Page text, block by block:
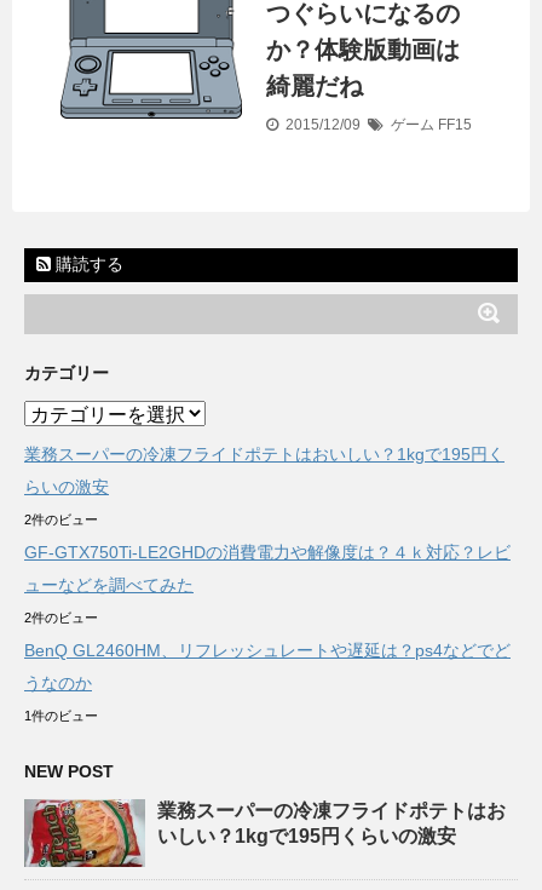
つぐらいになるの
か？体験版動画は
綺麗だね
2015/12/09 ゲーム FF15
購読する
カテゴリー
カ
ゴ
リ
ー
業務スーパーの冷凍フライドポテトはおいしい？1kgで195円く
らいの激安
2件のビュー
GF-GTX750Ti-LE2GHDの消費電力や解像度は？４ｋ対応？レビ
ューなどを調べてみた
2件のビュー
BenQ GL2460HM、リフレッシュレートや遅延は？ps4などでど
うなのか
1件のビュー
NEW POST
業務スーパーの冷凍フライドポテトはお
いしい？1kgで195円くらいの激安